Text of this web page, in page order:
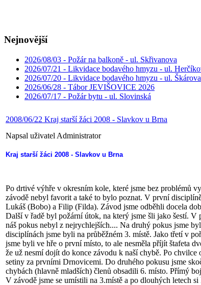
Nejnovější
2026/08/03 - Požár na balkoně - ul. Skřivanova
2026/07/21 - Likvidace bodavého hmyzu - ul.
2026/07/20 - Likvidace bodavého hmyzu - ul. Škárova
2026/06/28 - Tábor JEVIŠOVICE 2026
2026/07/17 - Požár bytu - ul. Slovinská
2008/06/22 Kraj starší žáci 2008 - Slavkov u Brna
Napsal uživatel Administrator
Kraj starší žáci 2008 - Slavkov u Brna
Po drtivé výhře v okresním kole, které jsme bez problémů
závodě nebyl favorit a také to bylo poznat. V první
Lukáš (Bobo) a Filip (Filda). Závod jsme odběhli docela
Další v řadě byl požární útok, na který jsme šli jako šestí. V
náš pokus nebyl z nejrychlejších.... Na druhý pokus jsme
disciplínách jsme byli na průběžném 3. místě. Jako třetí v
jsme byli ve hře o první místo, to ale nesměla příjít štafeta
že už nesmí dojít do konce závodu k naší chybě. Po
setiny za prvními Drnovicemi. Do druhého pokusu jsme
chybách (hlavně mladších) členů obsadili 6. místo. Přímý
V závodě jsme se umístili na 3.místě a po dlouhých letech